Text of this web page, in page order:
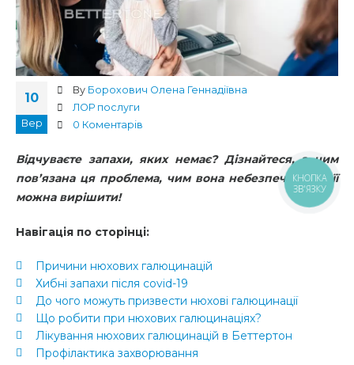
10
Вер
By Борохович Олена Геннадіївна
ЛОР послуги
0 Коментарів
Відчуваєте запахи, яких немає? Дізнайтеся, з чим
пов’язана ця проблема, чим вона небезпечна і як її
можна вирішити!
Навігація по сторінці:
Причини нюхових галюцинацій
Хибні запахи після covid-19
До чого можуть призвести нюхові галюцинації
Що робити при нюхових галюцинаціях?
Лікування нюхових галюцинацій в Беттертон
Профілактика захворювання
КНОПКА
ЗВ'ЯЗКУ